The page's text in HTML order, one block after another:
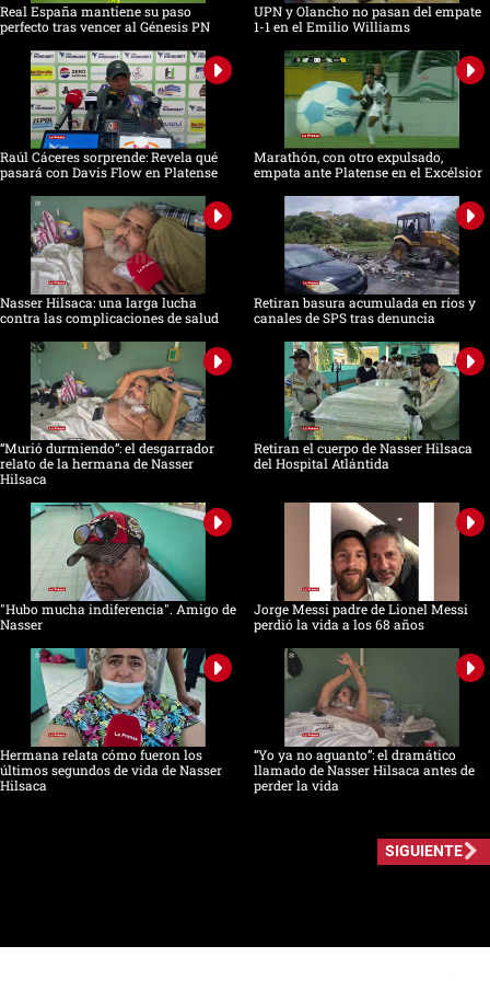
Real España mantiene su paso
perfecto tras vencer al Génesis PN
UPN y Olancho no pasan del empate
1-1 en el Emilio Williams
Raúl Cáceres sorprende: Revela qué
pasará con Davis Flow en Platense
Marathón, con otro expulsado,
empata ante Platense en el Excélsior
Nasser Hilsaca: una larga lucha
contra las complicaciones de salud
Retiran basura acumulada en ríos y
canales de SPS tras denuncia
“Murió durmiendo”: el desgarrador
relato de la hermana de Nasser
Hilsaca
Retiran el cuerpo de Nasser Hilsaca
del Hospital Atlántida
"Hubo mucha indiferencia". Amigo de
Nasser
Jorge Messi padre de Lionel Messi
perdió la vida a los 68 años
Hermana relata cómo fueron los
últimos segundos de vida de Nasser
Hilsaca
“Yo ya no aguanto”: el dramático
llamado de Nasser Hilsaca antes de
perder la vida
SIGUIENTE